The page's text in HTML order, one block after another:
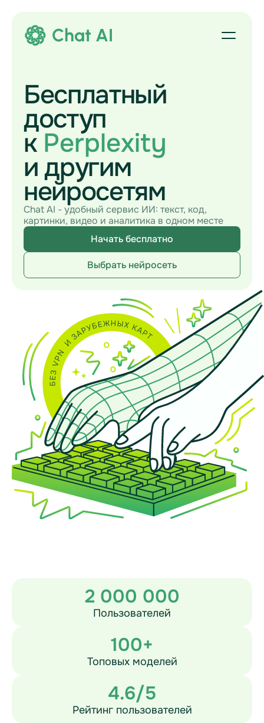
Chat AI
Бесплатный
доступ
кPerplexity
и другим
нейросетям
Chat AI - удобный сервис ИИ: текст, код,
картинки, видео и аналитика в одном месте
Начать бесплатно
Выбрать нейросеть
2 000 000
Пользователей
100+
Топовых моделей
4.6/5
Рейтинг пользователей